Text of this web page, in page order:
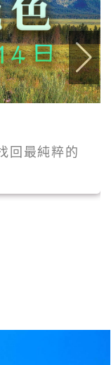
回最純粹的